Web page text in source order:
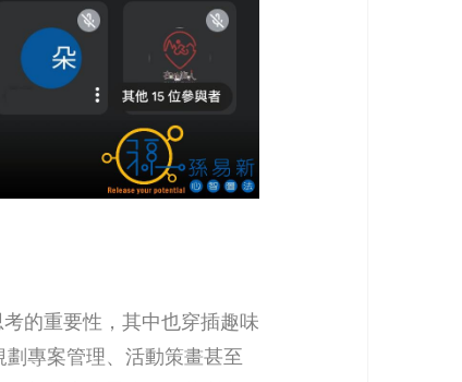
的重要性，其中也穿插趣味
專案管理、活動策畫甚至